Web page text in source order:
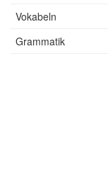
Vokabeln
Grammatik